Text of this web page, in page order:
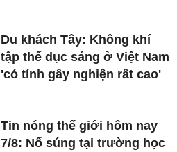
Du khách Tây: Không khí
tập thể dục sáng ở Việt Nam
'có tính gây nghiện rất cao'
Tin nóng thế giới hôm nay
7/8: Nổ súng tại trường học